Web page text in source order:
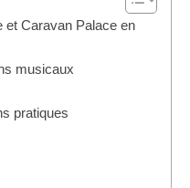
et Caravan Palace en
musicaux
pratiques